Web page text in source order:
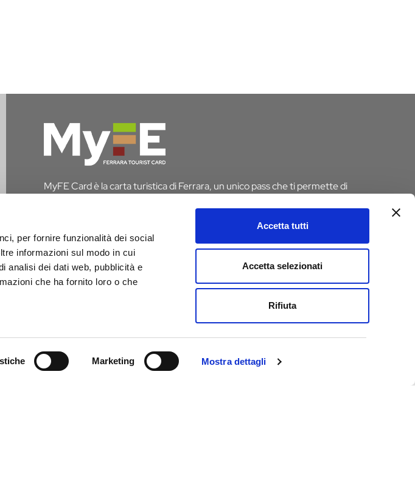
per fornire funzionalità dei social
informazioni sul modo in cui
analisi dei dati web, pubblicità e
che ha fornito loro o che
Marketing Mostra dettagli
Accetta tutti
Accetta selezionati
Rifiuta
MyFE Card è la carta turistica di Ferrara, un unico pass che ti permette di
hai diritto all’esenzione dall’imposta di soggiorno
SCOPRI MYFE CARD